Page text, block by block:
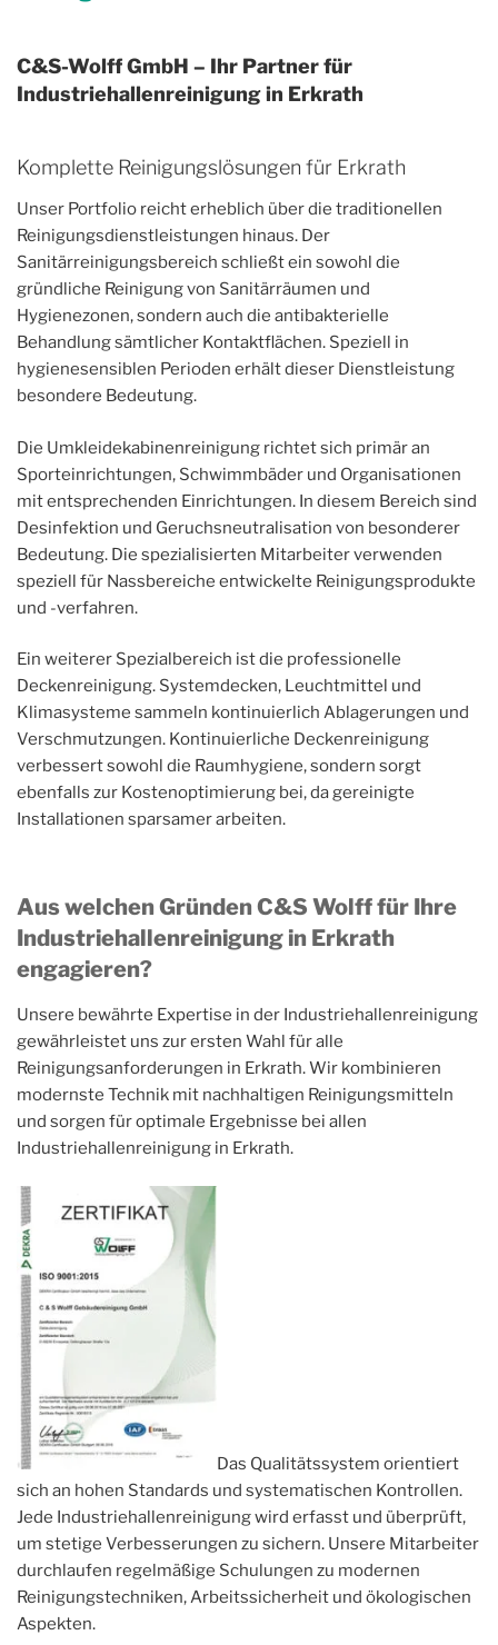
C&S-Wolff GmbH – Ihr Partner für
Industriehallenreinigung in Erkrath
Komplette Reinigungslösungen für Erkrath
Unser Portfolio reicht erheblich über die traditionellen
Reinigungsdienstleistungen hinaus. Der
Sanitärreinigungsbereich schließt ein sowohl die
gründliche Reinigung von Sanitärräumen und
Hygienezonen, sondern auch die antibakterielle
Behandlung sämtlicher Kontaktflächen. Speziell in
hygienesensiblen Perioden erhält dieser Dienstleistung
besondere Bedeutung.
Die Umkleidekabinenreinigung richtet sich primär an
Sporteinrichtungen, Schwimmbäder und Organisationen
mit entsprechenden Einrichtungen. In diesem Bereich sind
Desinfektion und Geruchsneutralisation von besonderer
Bedeutung. Die spezialisierten Mitarbeiter verwenden
speziell für Nassbereiche entwickelte Reinigungsprodukte
und -verfahren.
Ein weiterer Spezialbereich ist die professionelle
Deckenreinigung. Systemdecken, Leuchtmittel und
Klimasysteme sammeln kontinuierlich Ablagerungen und
Verschmutzungen. Kontinuierliche Deckenreinigung
verbessert sowohl die Raumhygiene, sondern sorgt
ebenfalls zur Kostenoptimierung bei, da gereinigte
Installationen sparsamer arbeiten.
Aus welchen Gründen C&S Wolff für Ihre
Industriehallenreinigung in Erkrath
engagieren?
Unsere bewährte Expertise in der Industriehallenreinigung
gewährleistet uns zur ersten Wahl für alle
Reinigungsanforderungen in Erkrath. Wir kombinieren
modernste Technik mit nachhaltigen Reinigungsmitteln
und sorgen für optimale Ergebnisse bei allen
Industriehallenreinigung in Erkrath.
Das Qualitätssystem orientiert
sich an hohen Standards und systematischen Kontrollen.
Jede Industriehallenreinigung wird erfasst und überprüft,
um stetige Verbesserungen zu sichern. Unsere Mitarbeiter
durchlaufen regelmäßige Schulungen zu modernen
Reinigungstechniken, Arbeitssicherheit und ökologischen
Aspekten.